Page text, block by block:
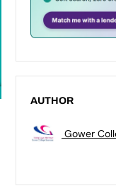
AUTHOR
Gower